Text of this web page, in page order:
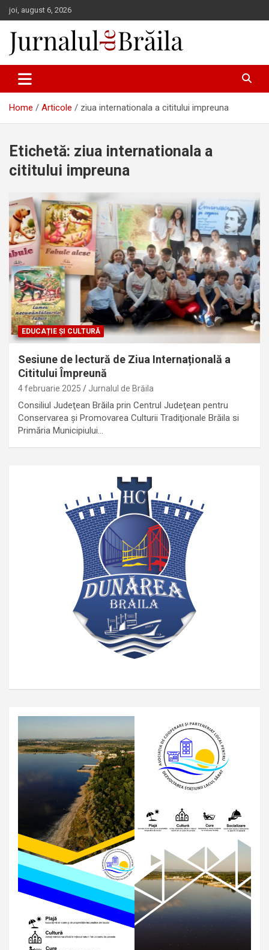
Skip
to
content
joi, august 6, 2026
Jurnalul de Brăila
Home Articole ziua internationala a cititului impreuna
Etichetă: ziua internationala a
cititului impreuna
EDUCAȚIE ȘI CULTURĂ
Sesiune de lectură de Ziua Internațională a
Cititului Împreună
4 februarie 2025 Jurnalul de Brăila
Consiliul Judeţean Brăila prin Centrul Judeţean pentru
Conservarea şi Promovarea Culturii Tradiţionale Brăila si
Primăria Municipiului…